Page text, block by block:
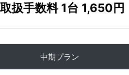
取扱手数料 1台 1,650円
中期プラン